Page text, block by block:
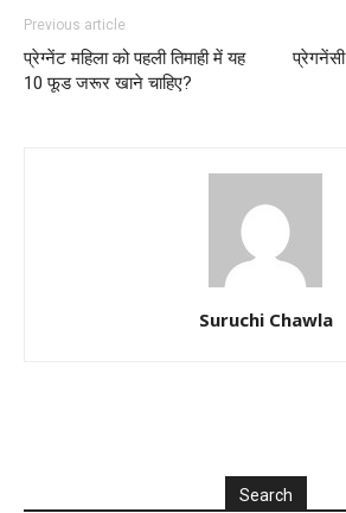
Previous article
प्रेग्नेंट महिला को पहली तिमाही में यह
10 फूड जरूर खाने चाहिए?
Suruchi Chawla
Search